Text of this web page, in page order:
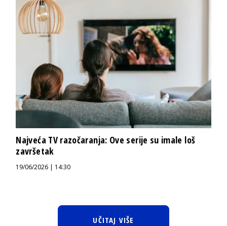
Najveća TV razočaranja: Ove serije su imale loš
završetak
19/06/2026 | 14:30
UČITAJ VIŠE